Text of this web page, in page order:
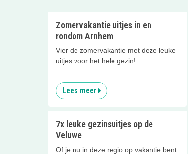
Zomervakantie uitjes in en
rondom Arnhem
Vier de zomervakantie met deze leuke
uitjes voor het hele gezin!
Lees meer
7x leuke gezinsuitjes op de
Veluwe
Of je nu in deze regio op vakantie bent